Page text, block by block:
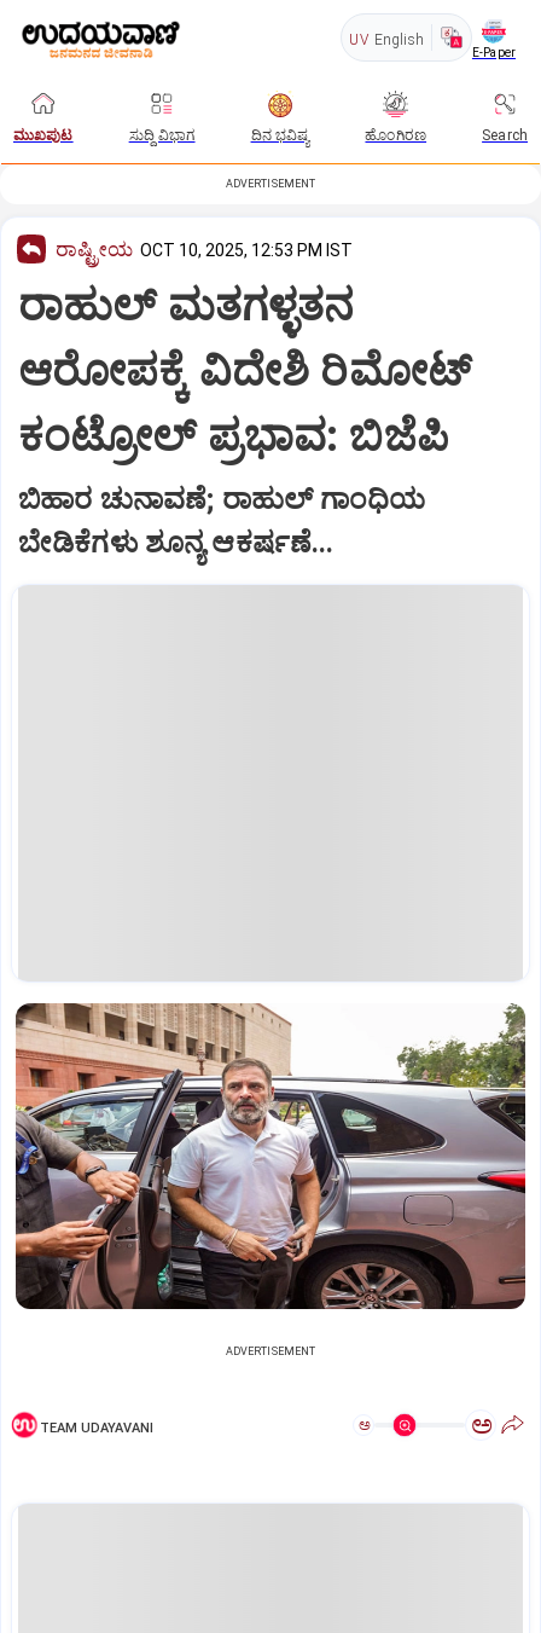
UV English
E-Paper
ಮುಖಪುಟ ಸುದ್ದಿ ವಿಭಾಗ ದಿನ ಭವಿಷ್ಯ ಹೊಂಗಿರಣ Search
ADVERTISEMENT
ರಾಷ್ಟ್ರೀಯ OCT 10, 2025, 12:53 PM IST
ರಾಹುಲ್ ಮತಗಳ್ಳತನ
ಆರೋಪಕ್ಕೆ ವಿದೇಶಿ ರಿಮೋಟ್
ಕಂಟ್ರೋಲ್ ಪ್ರಭಾವ: ಬಿಜೆಪಿ
ಬಿಹಾರ ಚುನಾವಣೆ; ರಾಹುಲ್ ಗಾಂಧಿಯ
ಬೇಡಿಕೆಗಳು ಶೂನ್ಯ ಆಕರ್ಷಣೆ...
ADVERTISEMENT
TEAM UDAYAVANI ಅ ಅ